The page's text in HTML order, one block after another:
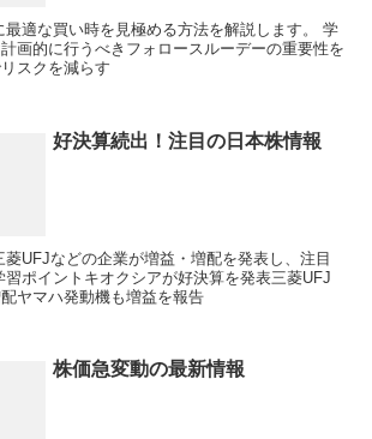
適な買い時を見極める方法を解説します。 学
画的に行うべきフォロースルーデーの重要性を
スクを減らす
好決算続出！注目の日本株情報
UFJなどの企業が増益・増配を発表し、注目
ポイントキオクシアが好決算を発表三菱UFJ
ヤマハ発動機も増益を報告
株価急変動の最新情報